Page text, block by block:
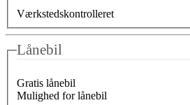
Værkstedskontrolleret
Lånebil
Gratis lånebil
Mulighed for lånebil